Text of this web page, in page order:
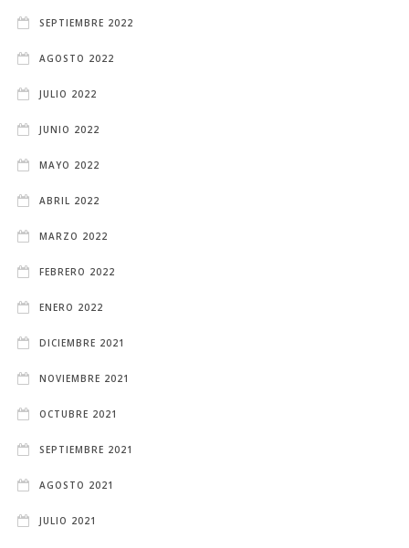
SEPTIEMBRE 2022
AGOSTO 2022
JULIO 2022
JUNIO 2022
MAYO 2022
ABRIL 2022
MARZO 2022
FEBRERO 2022
ENERO 2022
DICIEMBRE 2021
NOVIEMBRE 2021
OCTUBRE 2021
SEPTIEMBRE 2021
AGOSTO 2021
JULIO 2021